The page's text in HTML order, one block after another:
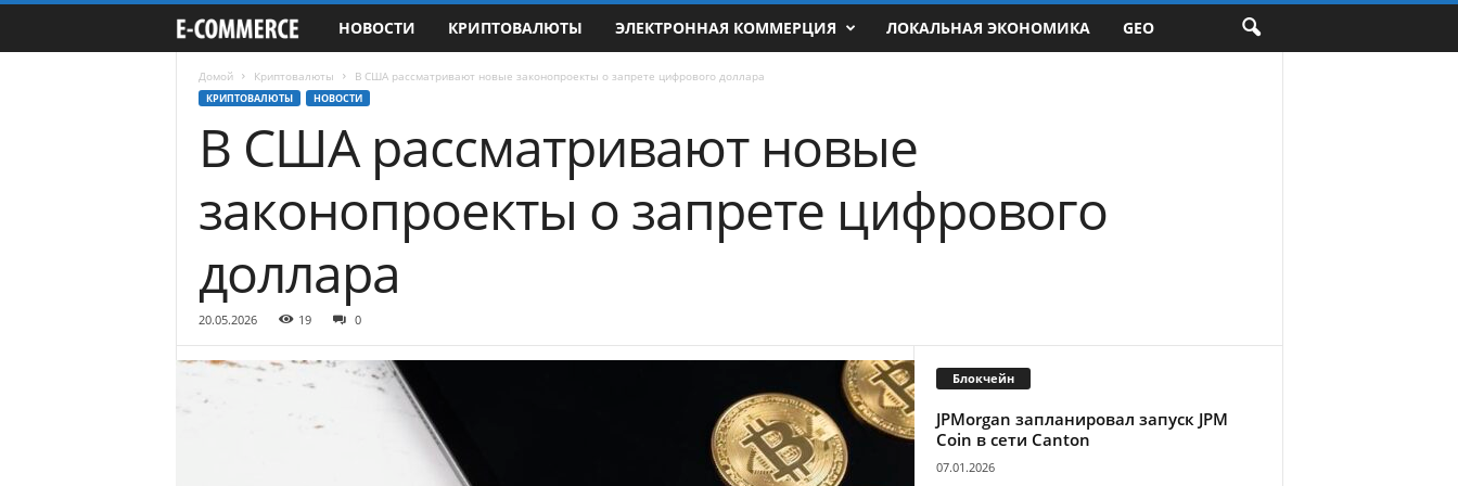
-
o
m
m
r
НОВОСТИ КРИПТОВАЛЮТЫ ЭЛЕКТРОННАЯ КОММЕРЦИЯ ЛОКАЛЬНАЯ ЭКОНОМИКА GEO
Домой Криптовалюты В США рассматривают новые законопроекты о запрете цифрового доллара
КРИПТОВАЛЮТЫ НОВОСТИ
В США рассматривают новые
законопроекты о запрете цифрового
доллара
20.05.2026 19 0
Блокчейн
JPMorgan запланировал запуск JPM
Coin в сети Canton
07.01.2026